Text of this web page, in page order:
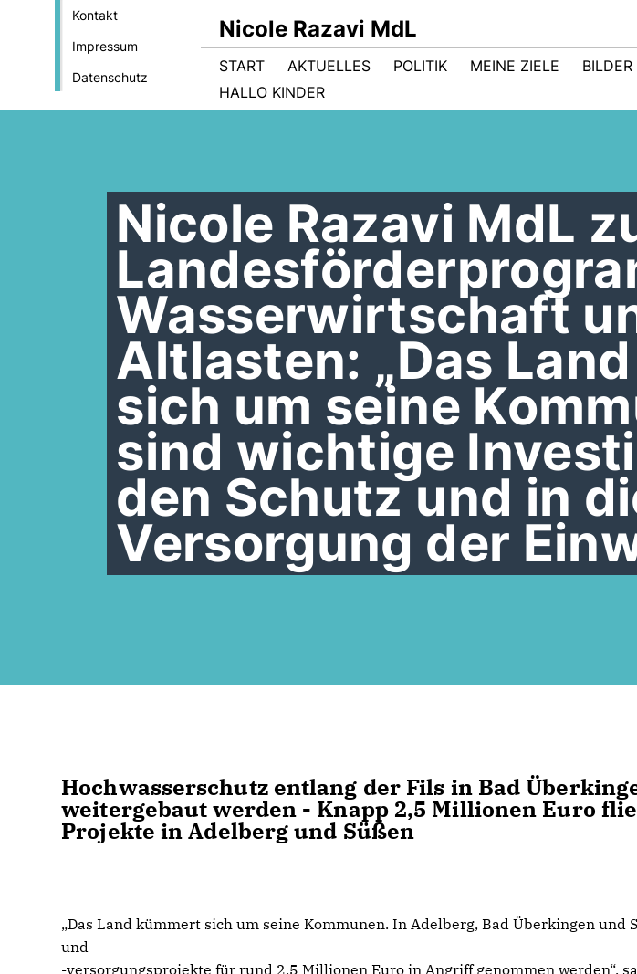
Kontakt
Impressum
Datenschutz
Nicole Razavi MdL
START AKTUELLES POLITIK MEINE ZIELE BILDER
HALLO KINDER
Nicole Razavi MdL
Wasserwirtschaft
Altlasten: „Das
sich um seine
sind wichtige
den Schutz und in
Versorgung der
Hochwasserschutz entlang der Fils in Bad
weitergebaut werden - Knapp 2,5 Millionen Euro
Projekte in Adelberg und Süßen
Das Land kümmert sich um seine Kommunen. In Adelberg, Bad Überkingen und
und
-versorgungsprojekte für rund 2,5 Millionen Euro in Angriff genommen werden“,